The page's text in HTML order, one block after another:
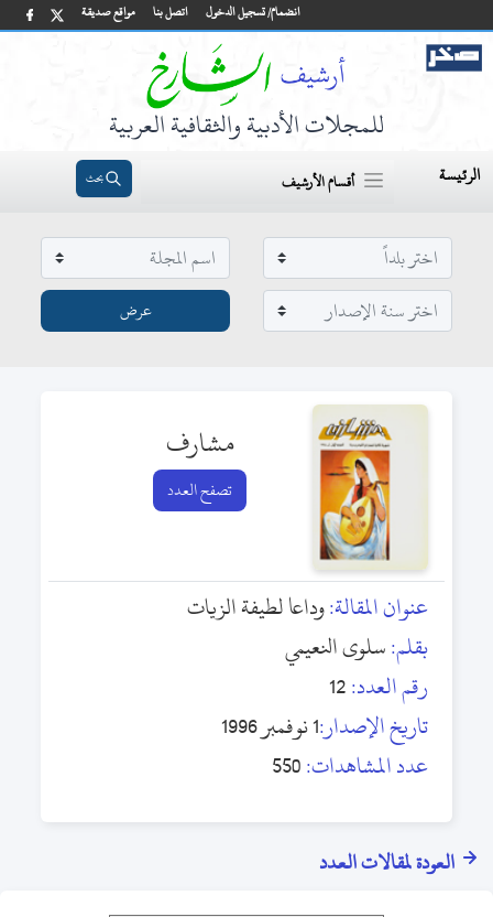
مواقع صديقة اتصل بنا انضمام/ تسجيل الدخول
للمجلات الأدبية والثقافية العربية
الرئيسة أقسام الأرشيف بحث
مشارف
تصفح العدد
عنوان المقالة:وداعا لطيفة الزيات
بقلم:سلوى النعيمي
رقم العدد:12
تاريخ الإصدار:1 نوفمبر 1996
عدد المشاهدات:550
العودة لمقالات العدد